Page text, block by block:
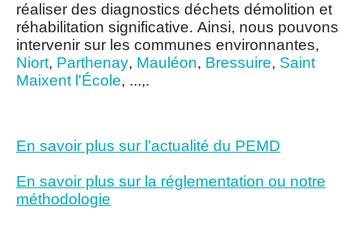
réaliser des diagnostics déchets démolition et
réhabilitation significative. Ainsi, nous pouvons
intervenir sur les communes environnantes,
Niort, Parthenay, Mauléon, Bressuire, Saint
Maixent l'École, ...,.
En savoir plus sur l’actualité du PEMD
En savoir plus sur la réglementation ou notre
méthodologie